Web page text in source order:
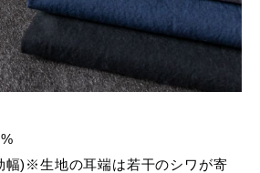
幅)※生地の耳端は若干のシワが寄